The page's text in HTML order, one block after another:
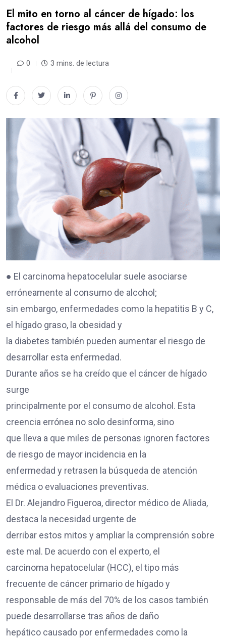
El mito en torno al cáncer de hígado: los
factores de riesgo más allá del consumo de
alcohol
0 3 mins. de lectura
● El carcinoma hepatocelular suele asociarse
erróneamente al consumo de alcohol;
sin embargo, enfermedades como la hepatitis B y C,
el hígado graso, la obesidad y
la diabetes también pueden aumentar el riesgo de
desarrollar esta enfermedad.
Durante años se ha creído que el cáncer de hígado
surge
principalmente por el consumo de alcohol. Esta
creencia errónea no solo desinforma, sino
que lleva a que miles de personas ignoren factores
de riesgo de mayor incidencia en la
enfermedad y retrasen la búsqueda de atención
médica o evaluaciones preventivas.
El Dr. Alejandro Figueroa, director médico de Aliada,
destaca la necesidad urgente de
derribar estos mitos y ampliar la comprensión sobre
este mal. De acuerdo con el experto, el
carcinoma hepatocelular (HCC), el tipo más
frecuente de cáncer primario de hígado y
responsable de más del 70% de los casos también
puede desarrollarse tras años de daño
hepático causado por enfermedades como la